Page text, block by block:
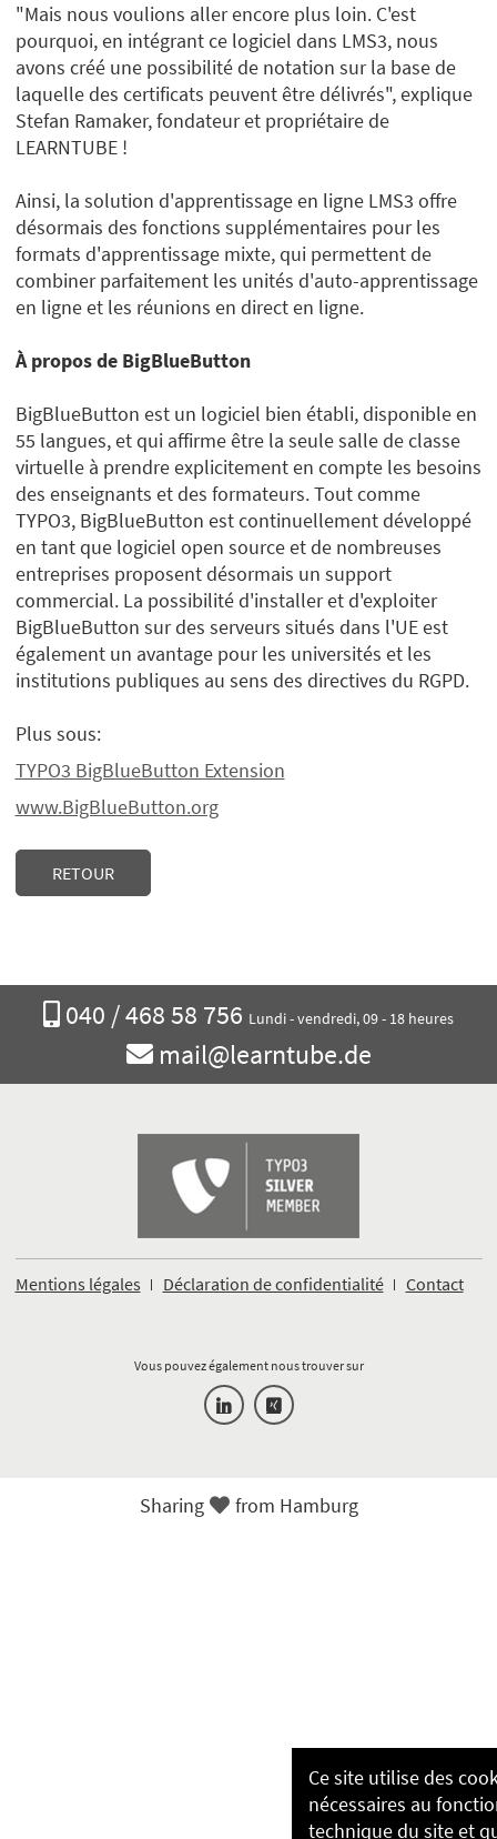
"Mais nous voulions aller encore plus loin. C'est
pourquoi, en intégrant ce logiciel dans LMS3, nous
avons créé une possibilité de notation sur la base de
laquelle des certificats peuvent être délivrés", explique
Stefan Ramaker, fondateur et propriétaire de
LEARNTUBE !
Ainsi, la solution d'apprentissage en ligne LMS3 offre
désormais des fonctions supplémentaires pour les
formats d'apprentissage mixte, qui permettent de
combiner parfaitement les unités d'auto-apprentissage
en ligne et les réunions en direct en ligne.
À propos de BigBlueButton
BigBlueButton est un logiciel bien établi, disponible en
55 langues, et qui affirme être la seule salle de classe
virtuelle à prendre explicitement en compte les besoins
des enseignants et des formateurs. Tout comme
TYPO3, BigBlueButton est continuellement développé
en tant que logiciel open source et de nombreuses
entreprises proposent désormais un support
commercial. La possibilité d'installer et d'exploiter
BigBlueButton sur des serveurs situés dans l'UE est
également un avantage pour les universités et les
institutions publiques au sens des directives du RGPD.
Plus sous:
TYPO3 BigBlueButton Extension
www.BigBlueButton.org
RETOUR
Ce site utilise des
nécessaires au
technique du site et
Appelez-
nous
040 / 468 58 756 Lundi - vendredi, 09 - 18 heures
Envoyez
un
mail
mail@learntube.de
Mentions légales Déclaration de confidentialité Contact
Vous pouvez également nous trouver sur
Sharing from Hamburg